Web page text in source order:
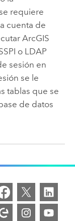
requiere
cuenta de
ArcGIS
o LDAP
sesión en
se le
tablas que se
de datos